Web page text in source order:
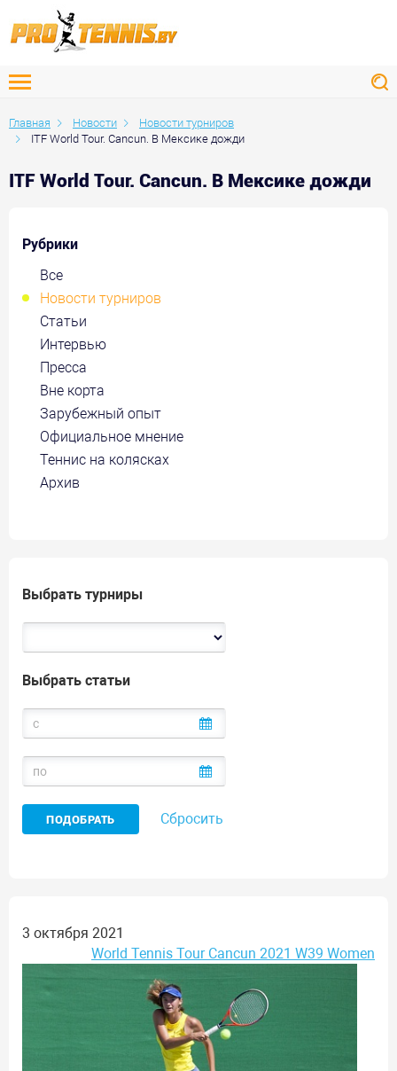
Главная Новости
Новости турниров
ITF World Tour. Cancun. В Мексике дожди
ITF World Tour. Cancun. В Мексике дожди
Рубрики
Все
Новости турниров
Статьи
Интервью
Пресса
Вне корта
Зарубежный опыт
Официальное мнение
Теннис на колясках
Архив
Выбрать турниры
Выбрать статьи
Сбросить
3 октября 2021
World Tennis Tour Cancun 2021 W39 Women